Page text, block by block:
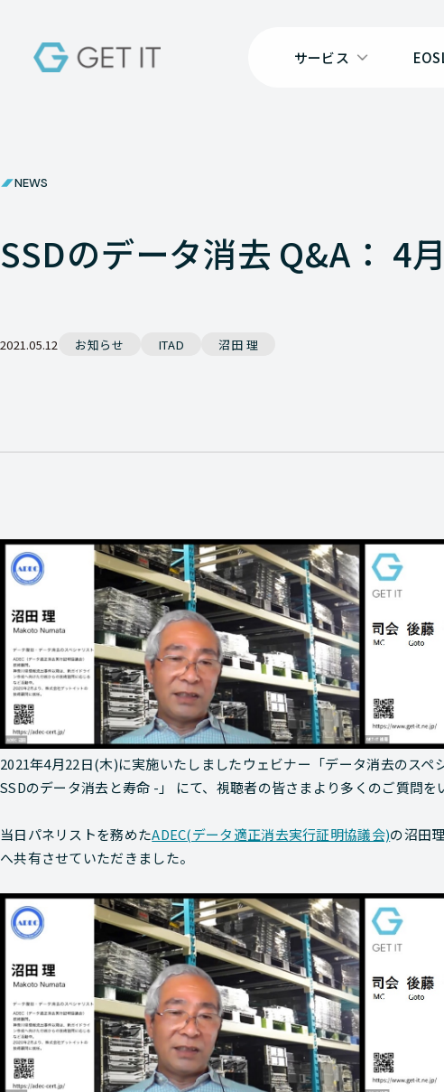
サービス
NEWS
SSDのデータ消去 Q&A： 4
2021.05.12 お知らせ ITAD 沼田 理
2021年4月22日(木)に実施いたしましたウェビナー「データ消去のスペ
SSDのデータ消去と寿命 -」 にて、視聴者の皆さまより多くのご質問を
当日パネリストを務めたADEC(データ適正消去実行証明協議会)の沼田
へ共有させていただきました。